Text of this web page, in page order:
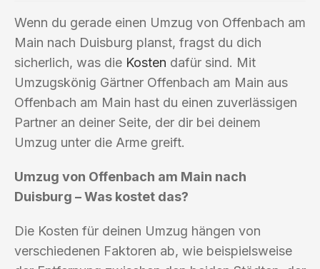
Wenn du gerade einen Umzug von Offenbach am
Main nach Duisburg planst, fragst du dich
sicherlich, was die Kosten dafür sind. Mit
Umzugskönig Gärtner Offenbach am Main aus
Offenbach am Main hast du einen zuverlässigen
Partner an deiner Seite, der dir bei deinem
Umzug unter die Arme greift.
Umzug von Offenbach am Main nach
Duisburg – Was kostet das?
Die Kosten für deinen Umzug hängen von
verschiedenen Faktoren ab, wie beispielsweise